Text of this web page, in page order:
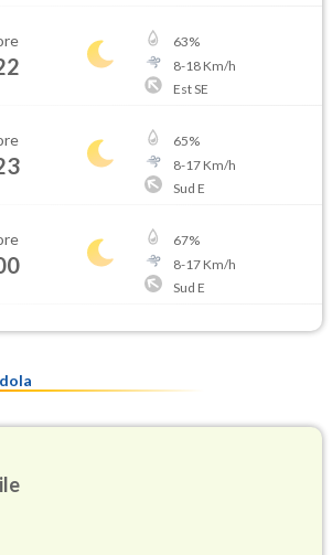
63%
8-18Km/h
Est SE
65%
8-17Km/h
Sud E
67%
8-17Km/h
Sud E